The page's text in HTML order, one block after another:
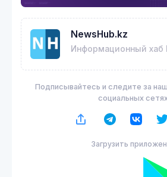
NewsHub.kz
Информационный хаб
Подписывайтесь и следите за
социальных
Загрузить